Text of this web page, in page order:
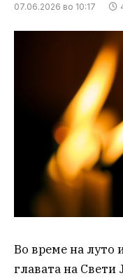
07.06.2026 во 10:17
Во време на луто
главата на Свети